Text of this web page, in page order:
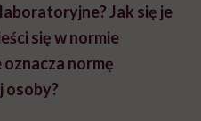
Jak się je
się w normie
normę
osoby?